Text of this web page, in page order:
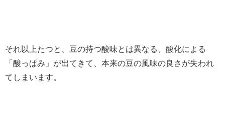
それ以上たつと、豆の持つ酸味とは異なる、酸化による
「酸っぱみ」が出てきて、本来の豆の風味の良さが失われ
てしまいます。